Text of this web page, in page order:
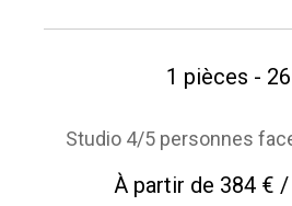
1 pièces -
Studio 4/5 personnes
À partir de 384 € /